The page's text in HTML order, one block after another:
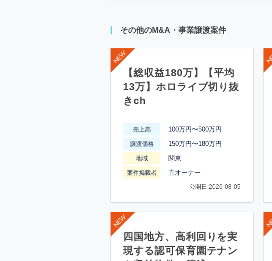
その他のM&A・事業譲渡案件
【総収益180万】【平均
13万】ホロライブ切り抜
きch
売上高 100万円〜500万円
譲渡価格 150万円〜180万円
地域 関東
案件掲載者 直オーナー
公開日:2026-08-05
四国地方、高利回りを実
現する認可保育園テナン